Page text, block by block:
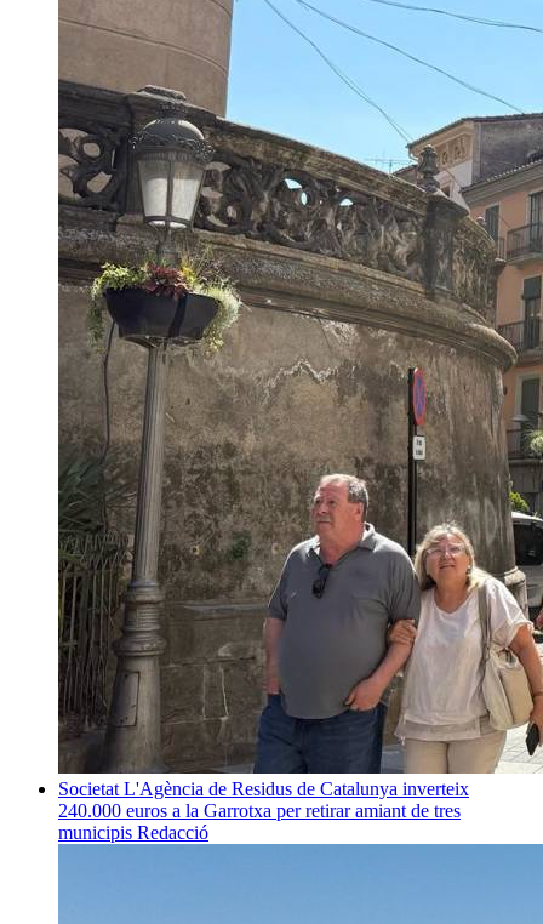
Societat L'Agència de Residus de Catalunya inverteix
240.000 euros a la Garrotxa per retirar amiant de tres
municipis Redacció